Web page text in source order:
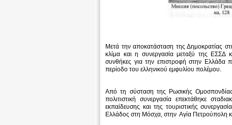
Μετά την αποκατάσταση της Δημοκρατίας
κλίμα και η συνεργασία μεταξύ της ΕΣΣΔ
συνθήκες για την επιστροφή στην Ελλάδα
περίοδο του ελληνικού εμφυλίου πολέμου.
Από τη σύσταση της Ρωσικής
πολιτιστική συνεργασία επεκτάθηκε
εκπαίδευσης και της τουριστικής
Ελλάδος στη Μόσχα, στην Αγία Πετρούπολη